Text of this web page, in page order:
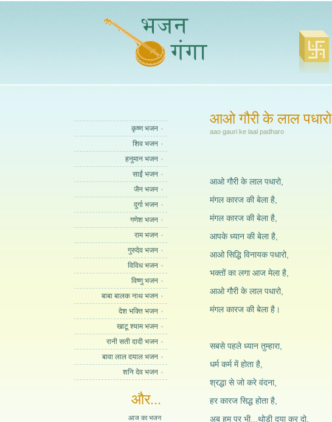
कृष्ण भजन
शिव भजन
हनुमान भजन
साईं भजन
जैन भजन
दुर्गा भजन
गणेश भजन
राम भजन
गुरुदेव भजन
विविध भजन
विष्णु भजन
बाबा बालक नाथ भजन
देश भक्ति भजन
खाटू श्याम भजन
रानी सती दादी भजन
बावा लाल दयाल भजन
शनि देव भजन
और...
आज का भजन
आओ गौरी के लाल पधारो
aao gauri ke laal padharo
आओ गौरी के लाल पधारो,
मंगल कारज की बेला है,
मंगल कारज की बेला है,
आपके ध्यान की बेला है,
आओ सिद्धि विनायक पधारो,
भक्तों का लगा आज मेला है,
आओ गौरी के लाल पधारो,
मंगल कारज की बेला है।
सबसे पहले ध्यान तुम्हारा,
धर्म कर्म में होता है,
श्रद्धा से जो करे वंदना,
हर कारज सिद्ध होता है,
अब हम पर भी...थोड़ी दया कर दो,